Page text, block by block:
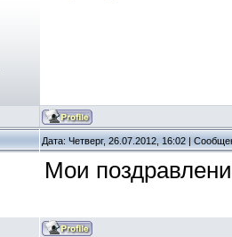
Дата: Четверг, 26.07.2012, 16:02 |
Мои